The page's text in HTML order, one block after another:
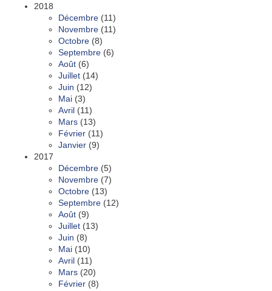
2018
Décembre (11)
Novembre (11)
Octobre (8)
Septembre (6)
Août (6)
Juillet (14)
Juin (12)
Mai (3)
Avril (11)
Mars (13)
Février (11)
Janvier (9)
2017
Décembre (5)
Novembre (7)
Octobre (13)
Septembre (12)
Août (9)
Juillet (13)
Juin (8)
Mai (10)
Avril (11)
Mars (20)
Février (8)